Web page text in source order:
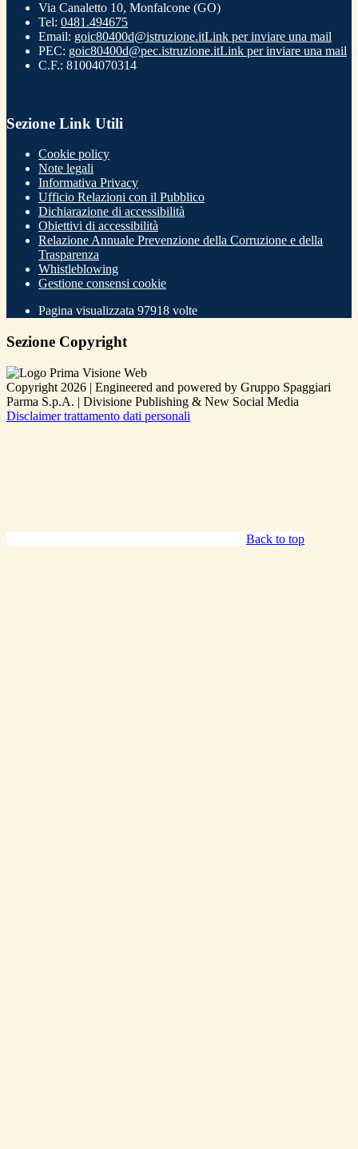
Via Canaletto 10, Monfalcone (GO)
Tel: 0481.494675
Email: goic80400d@istruzione.itLink per inviare una mail
PEC: goic80400d@pec.istruzione.itLink per inviare una mail
C.F.: 81004070314
Sezione Link Utili
Cookie policy
Note legali
Informativa Privacy
Ufficio Relazioni con il Pubblico
Dichiarazione di accessibilità
Obiettivi di accessibilità
Relazione Annuale Prevenzione della Corruzione e della
Trasparenza
Whistleblowing
Gestione consensi cookie
Pagina visualizzata 97918 volte
Sezione Copyright
Copyright 2026 | Engineered and powered by Gruppo Spaggiari
Parma S.p.A. | Divisione Publishing & New Social Media
Disclaimer trattamento dati personali
Back to top